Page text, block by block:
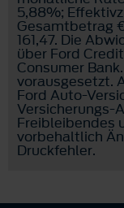
5,88%;
Gesamtbetrag
161,47. Die
über Ford
Consumer
vorausgesetzt.
Ford Auto-
Versicherungs-
Freibleibendes
vorbehaltlich
Druckfehler.